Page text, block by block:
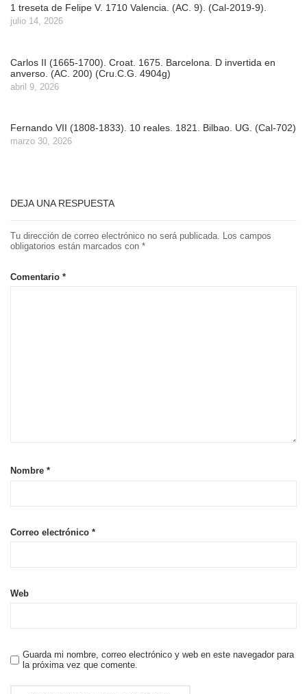
1 treseta de Felipe V. 1710 Valencia. (AC. 9). (Cal-2019-9).
julio 14, 2026
Carlos II (1665-1700). Croat. 1675. Barcelona. D invertida en
anverso. (AC. 200) (Cru.C.G. 4904g)
abril 9, 2026
Fernando VII (1808-1833). 10 reales. 1821. Bilbao. UG. (Cal-702)
marzo 30, 2026
DEJA UNA RESPUESTA
Tu dirección de correo electrónico no será publicada. Los campos
obligatorios están marcados con *
Comentario *
Nombre *
Correo electrónico *
Web
Guarda mi nombre, correo electrónico y web en este navegador para
la próxima vez que comente.